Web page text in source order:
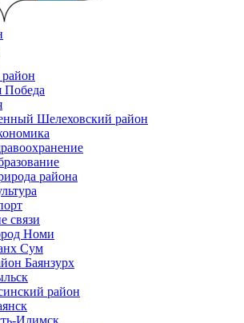
Победа
Шелеховский район
района
связи
Номи
Сум
Баянзурх
район
Илимск